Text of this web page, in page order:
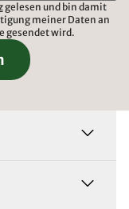
gelesen und bin damit
meiner Daten an
gesendet wird.